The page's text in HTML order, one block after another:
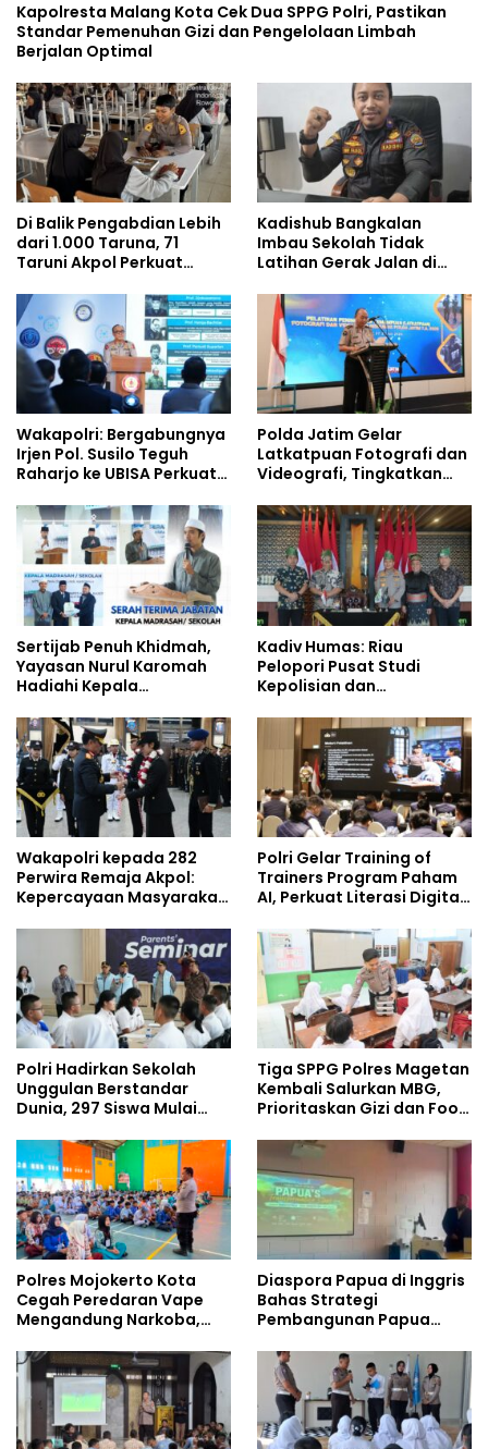
Kapolresta Malang Kota Cek Dua SPPG Polri, Pastikan
Standar Pemenuhan Gizi dan Pengelolaan Limbah
Berjalan Optimal
Di Balik Pengabdian Lebih
dari 1.000 Taruna, 71
Taruni Akpol Perkuat
Siswa Sekolah Rakyat
Kadishub Bangkalan
Imbau Sekolah Tidak
Latihan Gerak Jalan di
Wakapolri: Bergabungnya
Irjen Pol. Susilo Teguh
Raharjo ke UBISA Perkuat
Studi Kepolisian
Polda Jatim Gelar
Latkatpuan Fotografi dan
Videografi, Tingkatkan
Era Digital
Sertijab Penuh Khidmah,
Yayasan Nurul Karomah
Hadiahi Kepala
Umrah
Kadiv Humas: Riau
Pelopori Pusat Studi
Kepolisian dan
Policing Masuki Babak
Wakapolri kepada 282
Perwira Remaja Akpol:
Kepercayaan Masyarakat
Polri Gelar Training of
Trainers Program Paham
AI, Perkuat Literasi Digital
Polri Hadirkan Sekolah
Unggulan Berstandar
Dunia, 297 Siswa Mulai
Tiga SPPG Polres Magetan
Kembali Salurkan MBG,
Prioritaskan Gizi dan Food
Polres Mojokerto Kota
Cegah Peredaran Vape
Mengandung Narkoba,
Kalangan Remaja
Diaspora Papua di Inggris
Bahas Strategi
Pembangunan Papua
Doktoral Internasional